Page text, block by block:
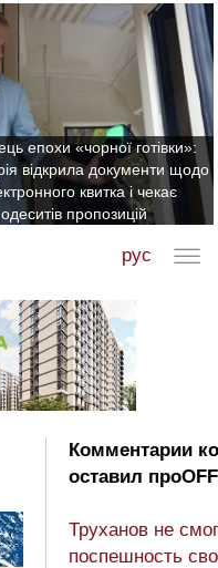
епохи «чорної готівки»:
відкрила документи щодо
квитка і чекає
одеситів пропозицій
рус
Комментарии
оставил
Труханов не
поспешность